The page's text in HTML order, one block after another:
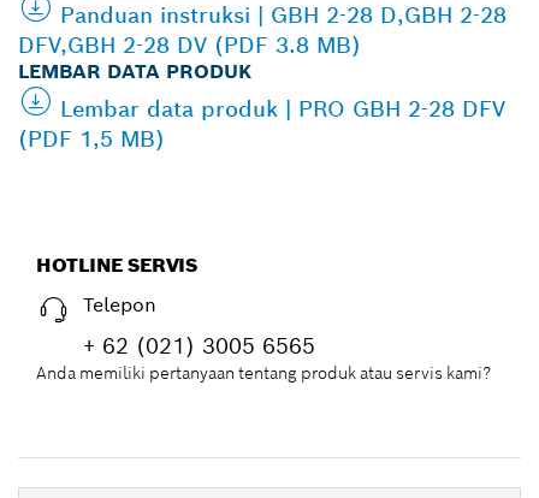
Panduan instruksi | GBH 2-28 D,GBH 2-28
DFV,GBH 2-28 DV (PDF 3.8 MB)
LEMBAR DATA PRODUK
Lembar data produk | PRO GBH 2-28 DFV
(PDF 1,5 MB)
HOTLINE SERVIS
Telepon
+ 62 (021) 3005 6565
Anda memiliki pertanyaan tentang produk atau servis kami?